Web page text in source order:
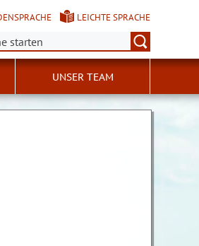
LEICHTE SPRACHE
UNSER TEAM